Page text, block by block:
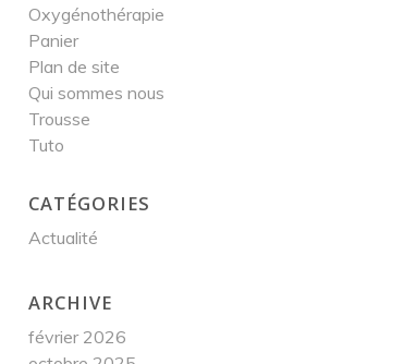
Oxygénothérapie
Panier
Plan de site
Qui sommes nous
Trousse
Tuto
CATÉGORIES
Actualité
ARCHIVE
février 2026